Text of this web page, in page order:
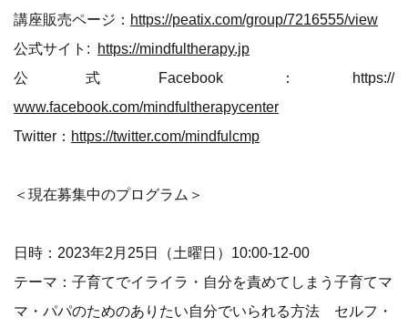
講座販売ページ： https://peatix.com/group/7216555/view
公式サイト:
https://mindfultherapy.jp
公式Facebook：https://
www.facebook.com/mindfultherapycenter
Twitter： https://twitter.com/mindfulcmp
＜現在募集中のプログラム＞
日時：2023年2月25日（土曜日）10:00-12-00
テーマ：子育てでイライラ・自分を責めてしまう子育てマ
マ・パパのためのありたい自分でいられる方法 セルフ・